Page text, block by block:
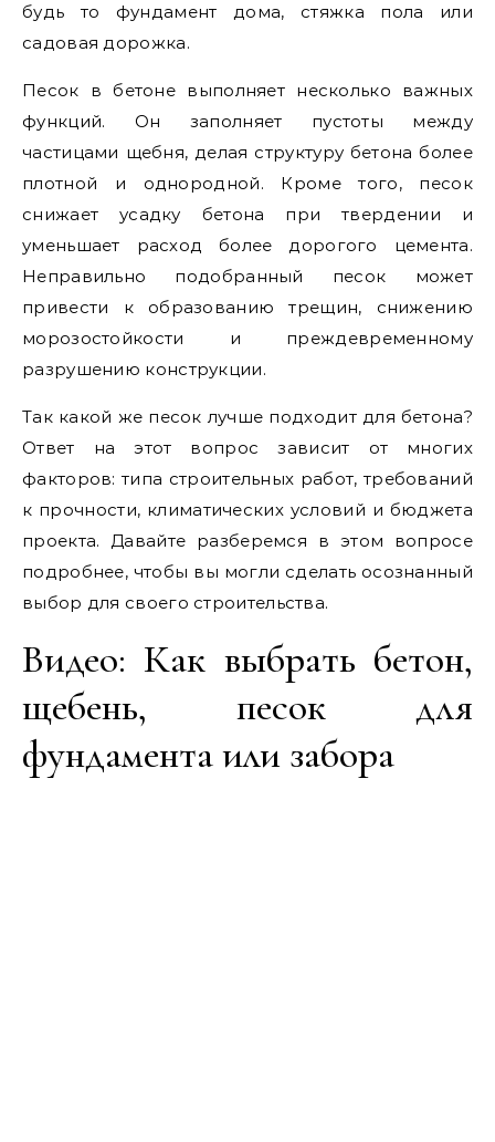
будь то фундамент дома, стяжка пола или
садовая дорожка.
Песок в бетоне выполняет несколько важных
функций. Он заполняет пустоты между
частицами щебня, делая структуру бетона более
плотной и однородной. Кроме того, песок
снижает усадку бетона при твердении и
уменьшает расход более дорогого цемента.
Неправильно подобранный песок может
привести к образованию трещин, снижению
морозостойкости и преждевременному
разрушению конструкции.
Так какой же песок лучше подходит для бетона?
Ответ на этот вопрос зависит от многих
факторов: типа строительных работ, требований
к прочности, климатических условий и бюджета
проекта. Давайте разберемся в этом вопросе
подробнее, чтобы вы могли сделать осознанный
выбор для своего строительства.
Видео: Как выбрать бетон,
щебень, песок для
фундамента или забора